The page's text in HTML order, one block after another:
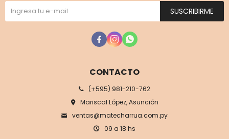
CONTACTO
(+595) 981-210-762
Mariscal López, Asunción
ventas@matecharrua.com.py
09 a 18 hs
SUSCRIBIRME
  